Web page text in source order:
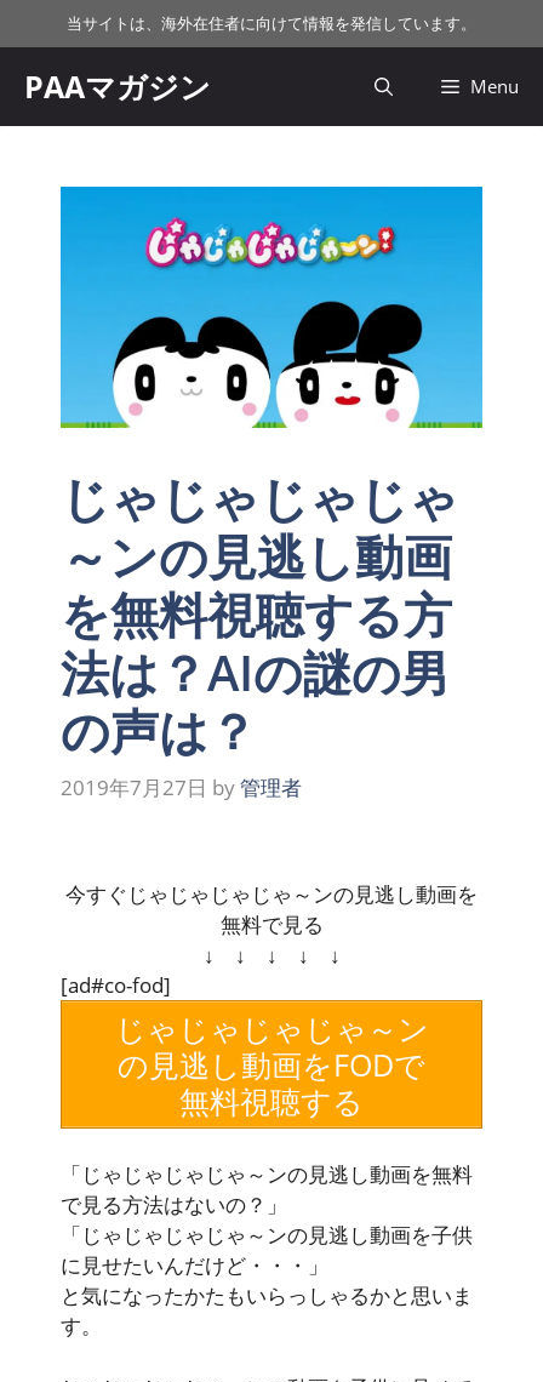
ン
ツ
当サイトは、海外在住者に向けて情報を発信しています。
PAAマガジン Menu
じゃじゃじゃじゃ
～ンの見逃し動画
を無料視聴する方
法は？AIの謎の男
の声は？
2019年7月27日 by管理者
今すぐじゃじゃじゃじゃ～ンの見逃し動画を
無料で見る
↓ ↓ ↓ ↓ ↓
[ad#co-fod]
じゃじゃじゃじゃ～ン
の見逃し動画をFODで
無料視聴する
「じゃじゃじゃじゃ～ンの見逃し動画を無料
で見る方法はないの？」
「じゃじゃじゃじゃ～ンの見逃し動画を子供
に見せたいんだけど・・・」
と気になったかたもいらっしゃるかと思いま
す。